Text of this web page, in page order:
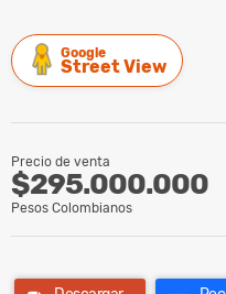
Google
Street View
Precio de venta
$295.000.000
Pesos Colombianos